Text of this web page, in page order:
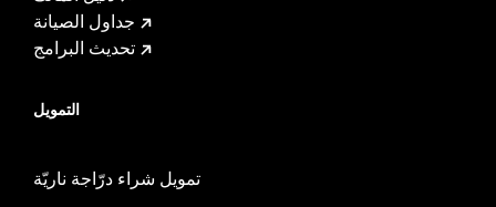
جداول الصيانة
تحديث البرامج
التمويل
تمويل شراء درّاجة ناريّة